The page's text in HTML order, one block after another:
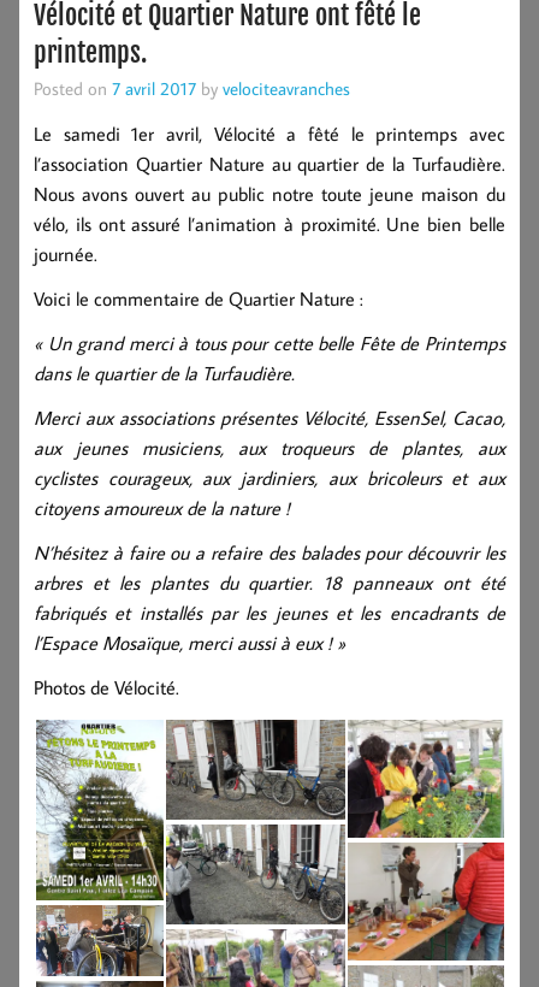
Vélocité et Quartier Nature ont fêté le
printemps.
Posted on 7 avril 2017 by velociteavranches
Le samedi 1er avril, Vélocité a fêté le printemps avec
l’association Quartier Nature au quartier de la Turfaudière.
Nous avons ouvert au public notre toute jeune maison du
vélo, ils ont assuré l’animation à proximité. Une bien belle
journée.
Voici le commentaire de Quartier Nature :
« Un grand merci à tous pour cette belle Fête de Printemps
dans le quartier de la Turfaudière.
Merci aux associations présentes Vélocité, EssenSel, Cacao,
aux jeunes musiciens, aux troqueurs de plantes, aux
cyclistes courageux, aux jardiniers, aux bricoleurs et aux
citoyens amoureux de la nature !
N’hésitez à faire ou a refaire des balades pour découvrir les
arbres et les plantes du quartier. 18 panneaux ont été
fabriqués et installés par les jeunes et les encadrants de
l’Espace Mosaïque, merci aussi à eux ! »
Photos de Vélocité.